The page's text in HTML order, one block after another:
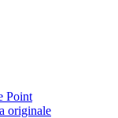
Point
originale